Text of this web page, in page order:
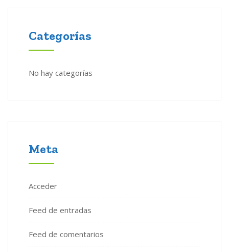
Categorías
No hay categorías
Meta
Acceder
Feed de entradas
Feed de comentarios